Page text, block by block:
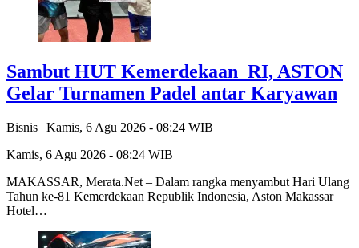
Sambut HUT Kemerdekaan RI, ASTON
Gelar Turnamen Padel antar Karyawan
Bisnis | Kamis, 6 Agu 2026 - 08:24 WIB
Kamis, 6 Agu 2026 - 08:24 WIB
MAKASSAR, Merata.Net – Dalam rangka menyambut Hari Ulang
Tahun ke-81 Kemerdekaan Republik Indonesia, Aston Makassar
Hotel…